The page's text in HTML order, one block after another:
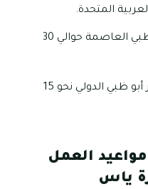
المتحدة.
تبعد جزيرة ياس عن مدينة أبو ظبي العاصمة حوالي 30
بينما تبعد جزيرة ياس عن مطار أبو ظبي الدولي نحو 15
العمل
ياس